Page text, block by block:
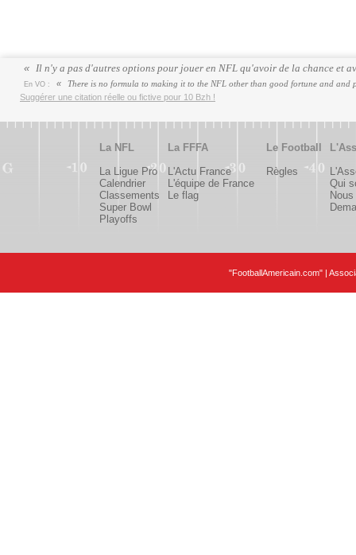
Il n'y a pas d'autres options pour jouer en NFL qu'avoir de la chance et
En VO :
There is no formula to making it to the NFL other than good fortune and
Suggérer une citation réelle ou fictive pour 10 Bzh !
La NFL
La Ligue Pro
Calendrier
Classements
Super Bowl
Playoffs
La FFFA
L'Actu France
L'équipe de France
Le flag
Le Football
Règles
Qui
"FootballAmericain.com" |